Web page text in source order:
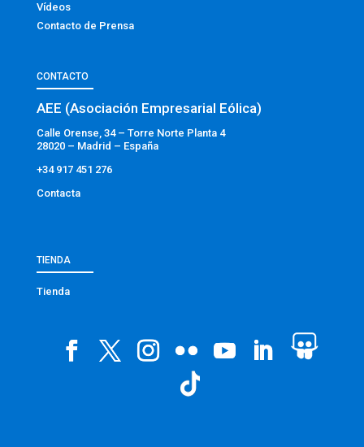
Vídeos
Contacto de Prensa
CONTACTO
AEE (Asociación Empresarial Eólica)
Calle Orense, 34 – Torre Norte Planta 4
28020 – Madrid – España
+34 917 451 276
Contacta
TIENDA
Tienda